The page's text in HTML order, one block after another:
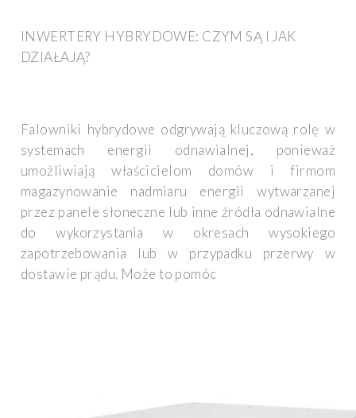
INWERTERY HYBRYDOWE: CZYM SĄ I JAK
DZIAŁAJĄ?
Falowniki hybrydowe odgrywają kluczową rolę w
systemach energii odnawialnej, ponieważ
umożliwiają właścicielom domów i firmom
magazynowanie nadmiaru energii wytwarzanej
przez panele słoneczne lub inne źródła odnawialne
do wykorzystania w okresach wysokiego
zapotrzebowania lub w przypadku przerwy w
dostawie prądu. Może to pomóc